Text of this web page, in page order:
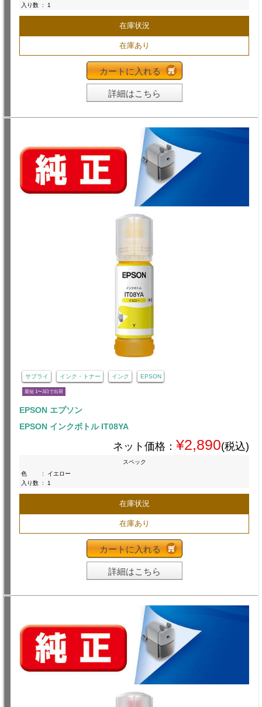
入り数 : 1
在庫状況
在庫あり
カートに入れる
詳細はこちら
サプライ インク・トナー インク EPSON
最短 1〜3日で出荷
EPSON エプソン
EPSON インクボトル IT08YA
ネット価格： ¥2,890(税込)
スペック
色
:
イエロー
入り数 : 1
在庫状況
在庫あり
カートに入れる
詳細はこちら